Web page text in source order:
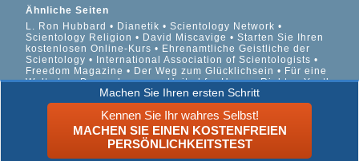
Machen Sie Ihren ersten Schritt
Kennen Sie Ihr wahres Selbst!
MACHEN SIE EINEN KOSTENFREIEN
PERSÖNLICHKEITSTEST
Ähnliche Seiten
L. Ron Hubbard
Dianetik
Scientology Network
Scientology Religion
David Miscavige
Starten Sie Ihren
kostenlosen Online-Kurs
Ehrenamtliche Geistliche der
Scientology
International Association of Scientologists
Freedom Magazine
Der Weg zum Glücklichsein
Für eine
Welt ohne Drogenkonsum
United for Human Rights
Youth
for Human Rights
Citizens Commission on Human Rights
© 2026 Scientology Kirche International. Alle Rechte
vorbehalten.Datenschutzinformationen •Cookie-Richtlinie
Nutzungsbedingungen•Rechtliche Informationen